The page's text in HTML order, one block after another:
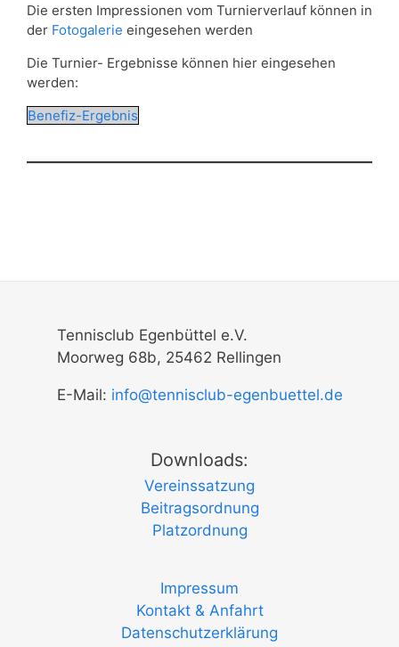
Die ersten Impressionen vom Turnierverlauf können in
der Fotogalerie eingesehen werden
Die Turnier- Ergebnisse können hier eingesehen
werden:
Benefiz-Ergebnis
Tennisclub Egenbüttel e.V.
Moorweg 68b, 25462 Rellingen
E-Mail: info@tennisclub-egenbuettel.de
Downloads:
Vereinssatzung
Beitragsordnung
Platzordnung
Impressum
Kontakt & Anfahrt
Datenschutzerklärung